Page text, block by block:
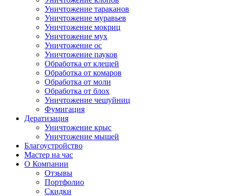
Уничтожение тараканов
Уничтожение муравьев
Уничтожение мокриц
Уничтожение мух
Уничтожение ос
Уничтожение пауков
Обработка от клещей
Обработка от комаров
Обработка от моли
Обработка от блох
Уничтожение чешуйниц
Фумигация
Дератизация
Уничтожение крыс
Уничтожение мышей
Благоустройство
Мастер на час
О Компании
Отзывы
Портфолио
Скидки